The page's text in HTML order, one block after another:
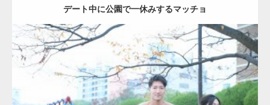
デート中に公園で一休みするマッチョ
Update:2021.07.6
Category:公園のマッチョ その他 AKIHITO(細マッチョ) 腹筋